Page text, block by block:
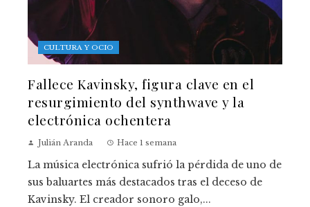
CULTURA Y OCIO
Fallece Kavinsky, figura clave en el
resurgimiento del synthwave y la
electrónica ochentera
Julián Aranda Hace 1 semana
La música electrónica sufrió la pérdida de uno de
sus baluartes más destacados tras el deceso de
Kavinsky. El creador sonoro galo,...